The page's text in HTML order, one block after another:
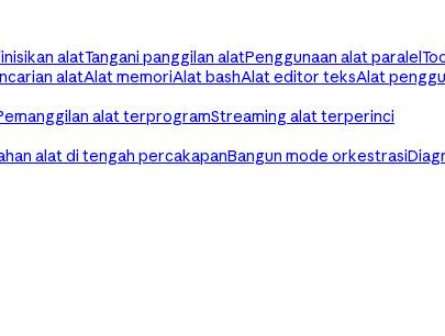
alatTangani panggilan alatPenggunaan alat paralel
alatAlat memoriAlat bashAlat editor teksAlat
alat terprogramStreaming alat terperinci
alat di tengah percakapanBangun mode orkestrasi